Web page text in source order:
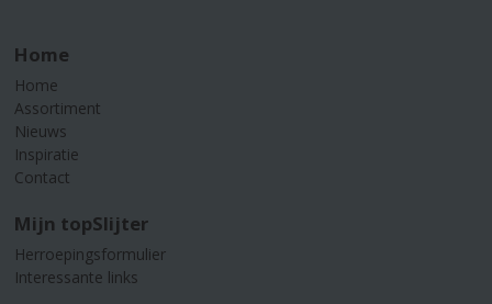
Home
Home
Assortiment
Nieuws
Inspiratie
Contact
Mijn topSlijter
Herroepingsformulier
Interessante links